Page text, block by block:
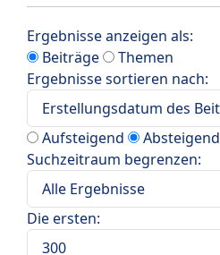
Ergebnisse anzeigen als:
Beiträge
Themen
Ergebnisse sortieren nach:
Aufsteigend
Absteigend
Suchzeitraum begrenzen:
Die ersten: